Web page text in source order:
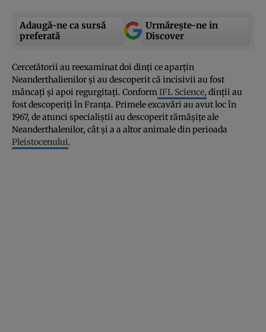
Adaugă-ne ca sursă
preferată
Urmărește-ne in
Discover
Cercetătorii au reexaminat doi dinţi ce aparţin
Neanderthalienilor şi au descoperit că incisivii au fost
mâncaţi şi apoi regurgitaţi. ConformIFL Science, dinţii au
fost descoperiţi în Franţa. Primele excavări au avut loc în
1967, de atunci specialiştii au descoperit rămăşiţe ale
Neanderthalenilor, cât şi a a altor animale din perioada
Pleistocenului.